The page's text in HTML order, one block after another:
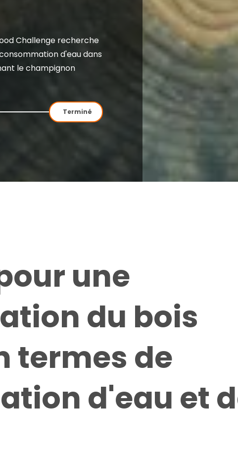
Challenge recherche
d'eau dans
le champignon
Terminé
une
du bois
termes de
d'eau et